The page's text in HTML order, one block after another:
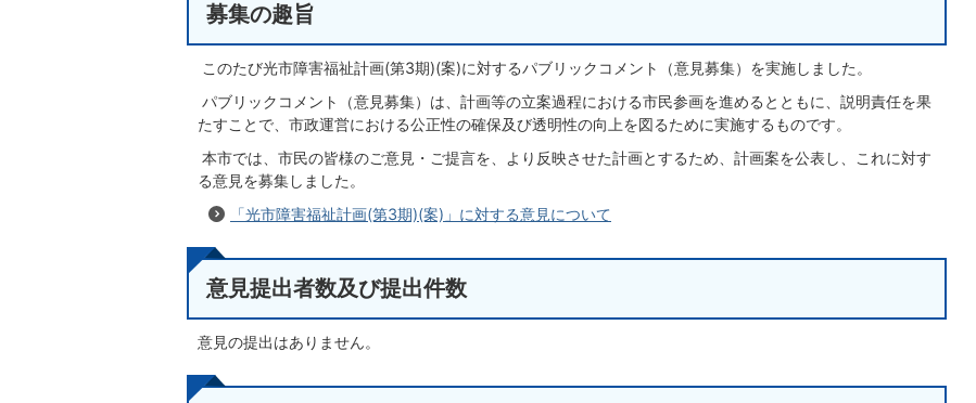
募集の趣旨
このたび光市障害福祉計画(第3期)(案)に対するパブリックコメント（意見募集）を実施しました。
パブリックコメント（意見募集）は、計画等の立案過程における市民参画を進めるとともに、説明責任を果
たすことで、市政運営における公正性の確保及び透明性の向上を図るために実施するものです。
本市では、市民の皆様のご意見・ご提言を、より反映させた計画とするため、計画案を公表し、これに対す
る意見を募集しました。
「光市障害福祉計画(第3期)(案)」に対する意見について
意見提出者数及び提出件数
意見の提出はありません。